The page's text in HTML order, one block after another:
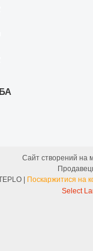
Сайт створений на
MEGA-TEPLO | Поскаржитися на
Select